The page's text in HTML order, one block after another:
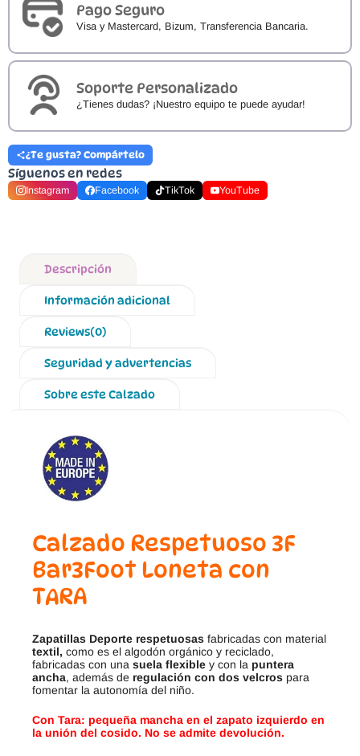
Pago Seguro
Visa y Mastercard, Bizum, Transferencia Bancaria.
Soporte Personalizado
¿Tienes dudas? ¡Nuestro equipo te puede ayudar!
¿Te gusta? Compártelo
Síguenos en redes
Instagram Facebook TikTok YouTube
Descripción
Información adicional
Reviews(0)
Seguridad y advertencias
Sobre este Calzado
Calzado Respetuoso 3F
Bar3Foot Loneta con
TARA
Zapatillas Deporte respetuosas fabricadas con material
textil, como es el algodón orgánico y reciclado,
fabricadas con una suela flexible y con la puntera
ancha, además de regulación con dos velcros para
fomentar la autonomía del niño.
Con Tara: pequeña mancha en el zapato izquierdo en
la unión del cosido. No se admite devolución.